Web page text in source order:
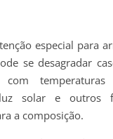
especial para
se desagradar
com
solar e outros
a composição.